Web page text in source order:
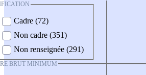
Cadre (72)
Non cadre (351)
Non renseignée (291)
BRUT MINIMUM